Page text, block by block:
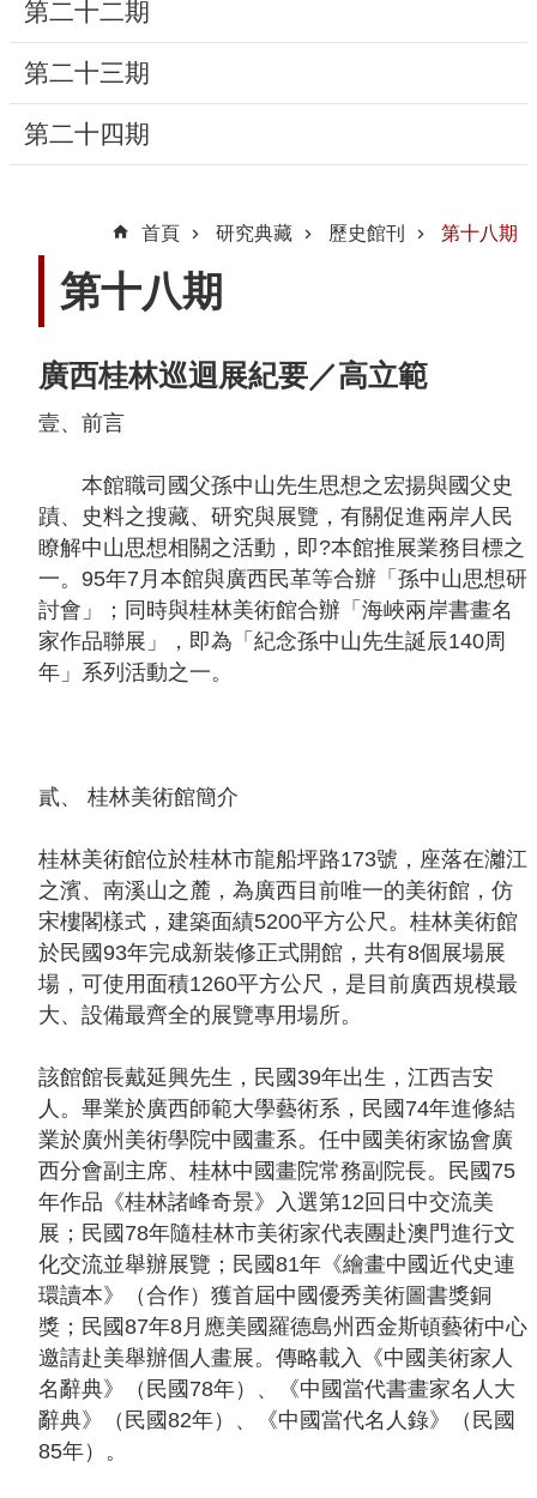
資
訊
公
開
及
資
訊
安
策
著
作
權
聲
詞
彙
對
照
表
網
站
料
開
放
宣
告
回
首
頁
網
站
導
第二十二期
第二十三期
第二十四期
首頁 研究典藏 歷史館刊 第十八期
第十八期
廣西桂林巡迴展紀要／高立範
壹、前言
本館職司國父孫中山先生思想之宏揚與國父史
蹟、史料之搜藏、研究與展覽，有關促進兩岸人民
瞭解中山思想相關之活動，即?本館推展業務目標之
一。95年7月本館與廣西民革等合辦「孫中山思想研
討會」；同時與桂林美術館合辦「海峽兩岸書畫名
家作品聯展」，即為「紀念孫中山先生誕辰140周
年」系列活動之一。
貳、 桂林美術館簡介
桂林美術館位於桂林市龍船坪路173號，座落在灕江
之濱、南溪山之麓，為廣西目前唯一的美術館，仿
宋樓閣樣式，建築面績5200平方公尺。桂林美術館
於民國93年完成新裝修正式開館，共有8個展場展
場，可使用面積1260平方公尺，是目前廣西規模最
大、設備最齊全的展覽專用場所。
該館館長戴延興先生，民國39年出生，江西吉安
人。畢業於廣西師範大學藝術系，民國74年進修結
業於廣州美術學院中國畫系。任中國美術家協會廣
西分會副主席、桂林中國畫院常務副院長。民國75
年作品《桂林諸峰奇景》入選第12回日中交流美
展；民國78年隨桂林市美術家代表團赴澳門進行文
化交流並舉辦展覽；民國81年《繪畫中國近代史連
環讀本》（合作）獲首屆中國優秀美術圖書獎銅
獎；民國87年8月應美國羅德島州西金斯頓藝術中心
邀請赴美舉辦個人畫展。傳略載入《中國美術家人
名辭典》（民國78年）、《中國當代書畫家名人大
辭典》（民國82年）、《中國當代名人錄》（民國
85年）。